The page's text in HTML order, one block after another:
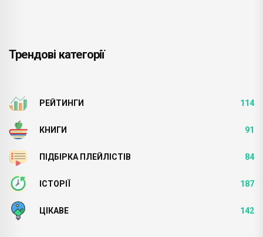
Трендові категорії
РЕЙТИНГИ 114
КНИГИ 91
ПІДБІРКА ПЛЕЙЛІСТІВ 84
ІСТОРІЇ 187
ЦІКАВЕ 142